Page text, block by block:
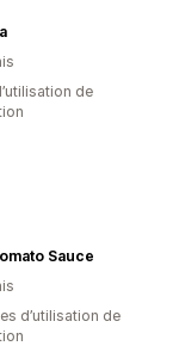
de
Sauce
d’utilisation de